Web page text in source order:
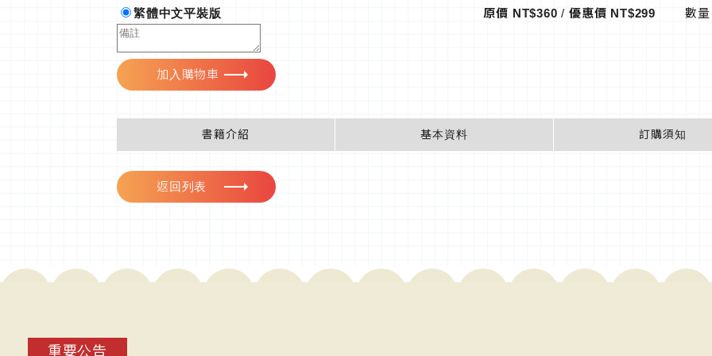
繁體中文平裝版 原價 NT$360 / 優惠價 NT$299 數
加入購物車
書籍介紹 基本資料 訂購須知
返回列表
重要公告